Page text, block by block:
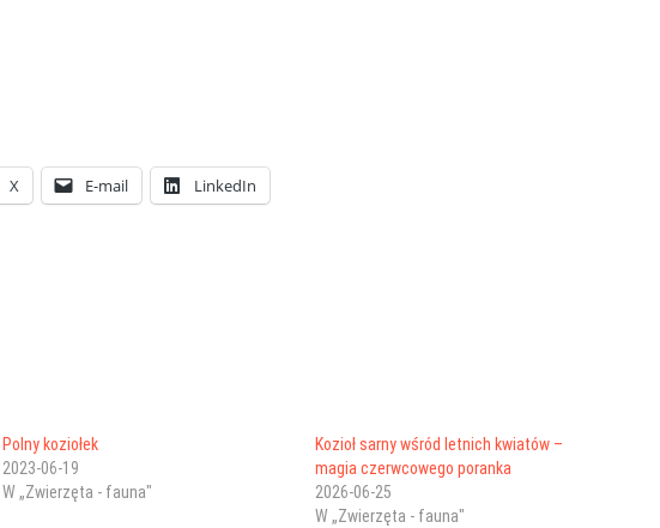
X E-mail LinkedIn
Polny koziołek
2023-06-19
W „Zwierzęta - fauna"
Kozioł sarny wśród letnich kwiatów –
magia czerwcowego poranka
2026-06-25
W „Zwierzęta - fauna"